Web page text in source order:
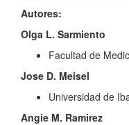
Autores:
Olga L. Sarmiento
Facultad de
Jose D. Meisel
Universidad de
Angie M. Ramirez